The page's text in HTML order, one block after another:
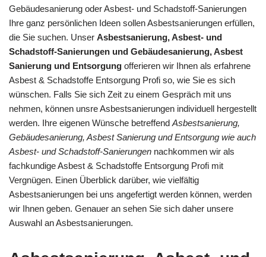
Gebäudesanierung oder Asbest- und Schadstoff-Sanierungen
Ihre ganz persönlichen Ideen sollen Asbestsanierungen erfüllen,
die Sie suchen. Unser Asbestsanierung, Asbest- und
Schadstoff-Sanierungen und Gebäudesanierung, Asbest
Sanierung und Entsorgung offerieren wir Ihnen als erfahrene
Asbest & Schadstoffe Entsorgung Profi so, wie Sie es sich
wünschen. Falls Sie sich Zeit zu einem Gespräch mit uns
nehmen, können unsre Asbestsanierungen individuell hergestellt
werden. Ihre eigenen Wünsche betreffend Asbestsanierung,
Gebäudesanierung, Asbest Sanierung und Entsorgung wie auch
Asbest- und Schadstoff-Sanierungen nachkommen wir als
fachkundige Asbest & Schadstoffe Entsorgung Profi mit
Vergnügen. Einen Überblick darüber, wie vielfältig
Asbestsanierungen bei uns angefertigt werden können, werden
wir Ihnen geben. Genauer an sehen Sie sich daher unsere
Auswahl an Asbestsanierungen.